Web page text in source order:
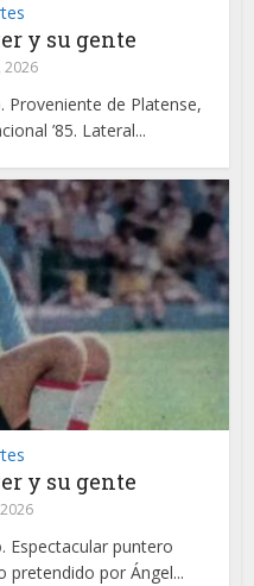
y su gente
2026
Proveniente de Platense,
’85. Lateral...
y su gente
Espectacular puntero
pretendido por Ángel...